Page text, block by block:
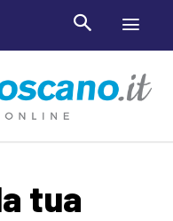
tua